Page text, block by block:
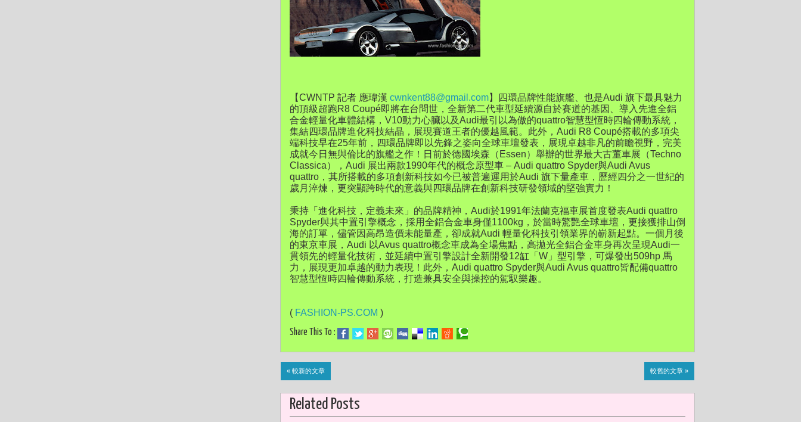
【CWNTP 記者 應瑋漢 cwnkent88@gmail.com】四環品牌性能旗艦、也是Audi 旗下最具魅力
的頂級超跑R8 Coupé即將在台問世，全新第二代車型延續源自於賽道的基因、導入先進全鋁
合金輕量化車體結構，V10動力心臟以及Audi最引以為傲的quattro智慧型恆時四輪傳動系統，
集結四環品牌進化科技結晶，展現賽道王者的優越風範。此外，Audi R8 Coupé搭載的多項尖
端科技早在25年前，四環品牌即以先鋒之姿向全球車壇發表，展現卓越非凡的前瞻視野，完美
成就今日無與倫比的旗艦之作！日前於德國埃森（Essen）舉辦的世界最大古董車展（Techno
Classica），Audi 展出兩款1990年代的概念原型車 – Audi quattro Spyder與Audi Avus
quattro，其所搭載的多項創新科技如今已被普遍運用於Audi 旗下量產車，歷經四分之一世紀的
歲月淬煉，更突顯跨時代的意義與四環品牌在創新科技研發領域的堅強實力！
秉持「進化科技，定義未來」的品牌精神，Audi於1991年法蘭克福車展首度發表Audi quattro
Spyder與其中置引擎概念，採用全鋁合金車身僅1100kg，於當時驚艷全球車壇，更接獲排山倒
海的訂單，儘管因高昂造價未能量產，卻成就Audi 輕量化科技引領業界的嶄新起點。一個月後
的東京車展，Audi 以Avus quattro概念車成為全場焦點，高拋光全鋁合金車身再次呈現Audi一
貫領先的輕量化技術，並延續中置引擎設計全新開發12缸「W」型引擎，可爆發出509hp 馬
力，展現更加卓越的動力表現！此外，Audi quattro Spyder與Audi Avus quattro皆配備quattro
智慧型恆時四輪傳動系統，打造兼具安全與操控的駕馭樂趣。
( FASHION-PS.COM )
Share This To :
« 較新的文章 較舊的文章 »
Related Posts